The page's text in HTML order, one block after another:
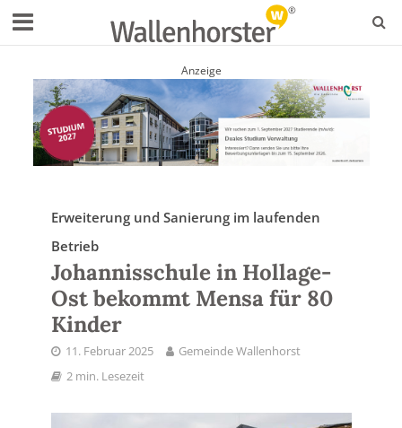
Anzeige
Erweiterung und Sanierung im laufenden
Betrieb
Johannisschule in Hollage-
Ost bekommt Mensa für 80
Kinder
11. Februar 2025
Gemeinde Wallenhorst
2 min. Lesezeit